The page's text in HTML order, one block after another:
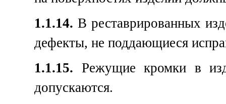
1.1.14. В реставрированных
дефекты, не поддающиеся
1.1.15. Режущие кромки в
допускаются.